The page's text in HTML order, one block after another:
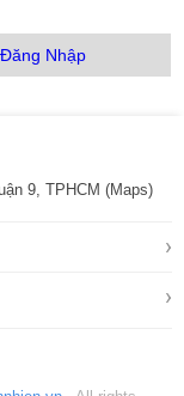
Đăng Nhập
9, TPHCM (Maps)
›
›